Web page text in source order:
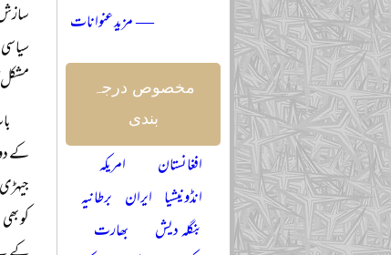
کے
کو
— مزید عنوانات
مخصوص درجہ
بندی
افغانستان
امریکہ
انڈونیشیا ایران برطانیہ
بنگلہ دیش
بھارت